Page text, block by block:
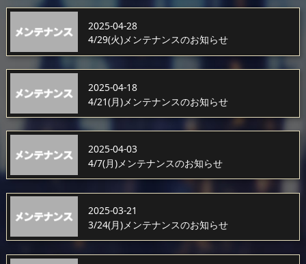
2025-04-28
4/29(火)メンテナンスのお知らせ
2025-04-18
4/21(月)メンテナンスのお知らせ
2025-04-03
4/7(月)メンテナンスのお知らせ
2025-03-21
3/24(月)メンテナンスのお知らせ